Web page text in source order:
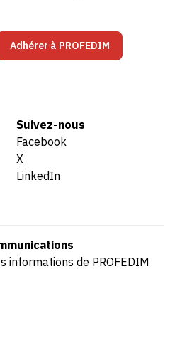
Adhérer à PROFEDIM
Suivez-nous
Facebook
X
LinkedIn
informations de PROFEDIM